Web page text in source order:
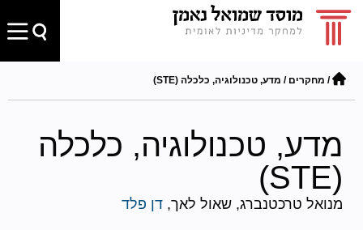
/ מחקרים / מדע, טכנולוגיה, כלכלה (STE)
מדע, טכנולוגיה, כלכלה
(STE)
מנואל טרכטנברג, שאול לאך, דן פלד